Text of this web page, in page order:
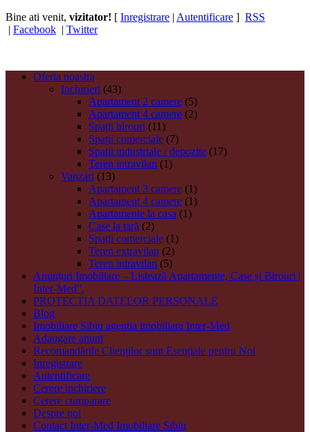
Bine ati venit, vizitator! [ Inregistrare | Autentificare ] RSS
| Facebook | Twitter
Oferta noastra
Inchirieri (43)
Apartament 2 camere (5)
Apartament 4 camere (2)
Spații birouri (11)
Spații comerciale (7)
Spații industriale / depozite (17)
Teren intravilan (1)
Vanzari (13)
Apartament 3 camere (1)
Apartament 4 camere (1)
Apartamente la casa (1)
Case la tară (2)
Spații comerciale (1)
Teren extravilan (2)
Teren intravilan (5)
Anunțuri Imobiliare – Listează Apartamente, Case și Birouri |
Inter-Med”.
PROTECTIA DATELOR PERSONALE
Blog
Imobiliare Sibiu agentia imobiliara Inter-Med
Adaugare anunt
Recomandările Clienților sunt Esențiale pentru Noi
Inregistrare
Autentificare
Cerere inchiriere
Cerere cumparare
Despre noi
Contact Inter-Med Imobiliare Sibiu